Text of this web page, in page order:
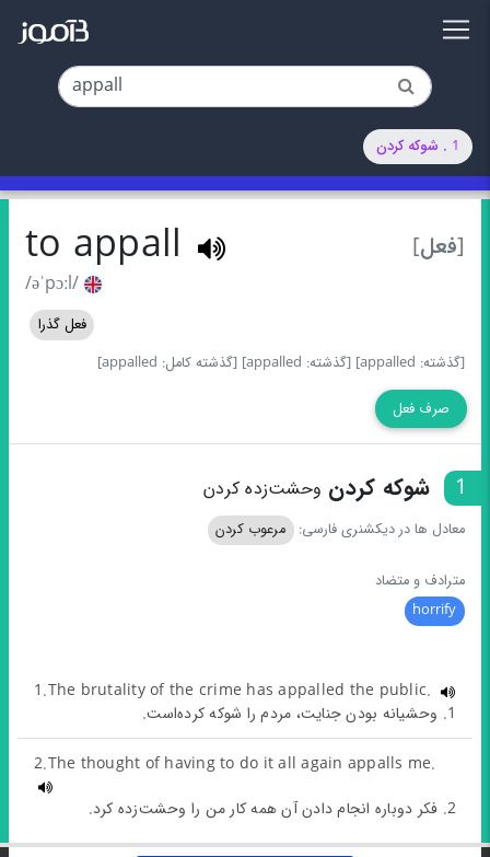
1 . شوکه کردن
[فعل] to appall
/əˈpɔːl/
فعل گذرا
[گذشته: appalled]
[گذشته: appalled] [گذشته کامل: appalled]
صرف فعل
1 شوکه کردن وحشت‌زده کردن
معادل ها در دیکشنری فارسی: مرعوب کردن
مترادف و متضاد
horrify
1.The brutality of the crime has appalled the public.
1. وحشیانه بودن جنایت، مردم را شوکه کرده‌است.
2.The thought of having to do it all again appalls me.
2. فکر دوباره انجام دادن آن همه کار من را وحشت‌زده کرد.